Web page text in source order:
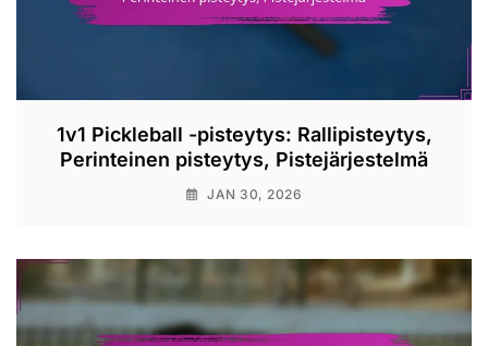
1v1 Pickleball -pisteytys: Rallipisteytys,
Perinteinen pisteytys, Pistejärjestelmä
JAN 30, 2026